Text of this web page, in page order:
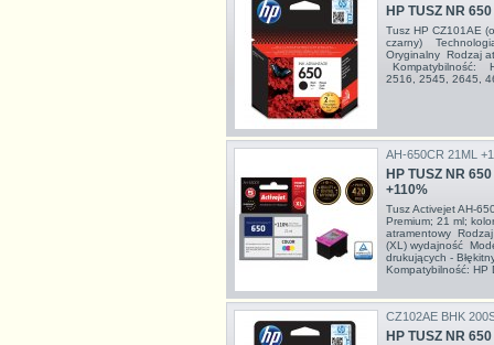
HP TUSZ NR
Tusz HP CZ101AE
czarny)
Oryginalny Rodzaj
Kompatybilność:
2516, 2545, 2645,
AH-650CR 21ML
HP TUSZ NR
+110%
Tusz Activejet AH-
Premium; 21 ml;
atramentowy
(XL) wydajność
drukujących -
Kompatybilność: HP
CZ102AE BHK
HP TUSZ NR